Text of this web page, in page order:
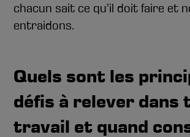
chacun sait ce qu’il doit faire et
entraidons.
Quels sont les
défis à relever dans
travail et quand